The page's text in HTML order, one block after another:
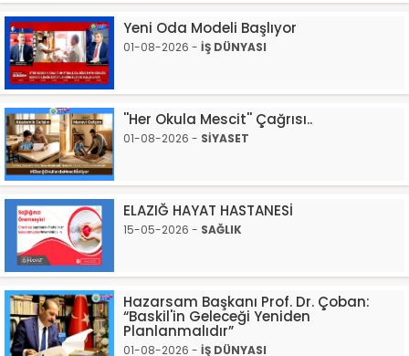
Yeni Oda Modeli Başlıyor
01-08-2026 - İŞ DÜNYASI
''Her Okula Mescit'' Çağrısı..
01-08-2026 - SİYASET
ELAZIĞ HAYAT HASTANESİ
15-05-2026 - SAĞLIK
Hazarsam Başkanı Prof. Dr. Çoban:
“Baskil'in Geleceği Yeniden
Planlanmalıdır”
01-08-2026 - İŞ DÜNYASI